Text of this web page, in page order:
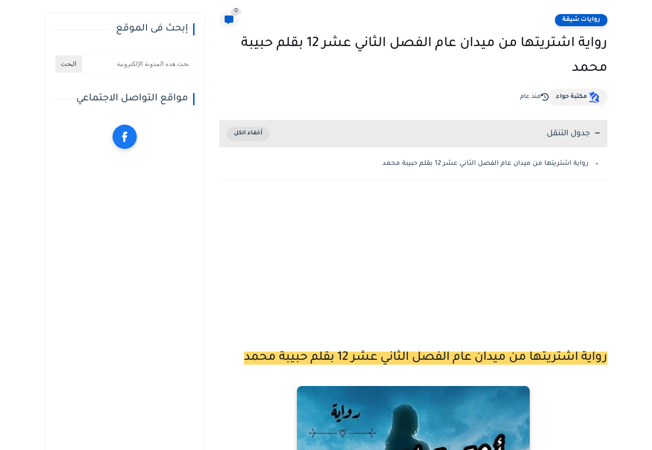
روايات شيقة
0
رواية اشتريتها من ميدان عام الفصل الثاني عشر 12 بقلم حبيبة
محمد
مكتبة حواء منذ عام
جدول التنقل
رواية اشتريتها من ميدان عام الفصل الثاني عشر 12 بقلم حبيبة محمد
رواية اشتريتها من ميدان عام الفصل الثاني عشر 12 بقلم حبيبة محمد
إبحث فى الموقع
مواقع التواصل الاجتماعي